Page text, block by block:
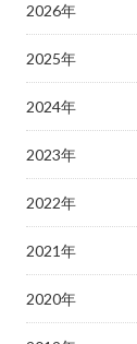
2026年
2025年
2024年
2023年
2022年
2021年
2020年